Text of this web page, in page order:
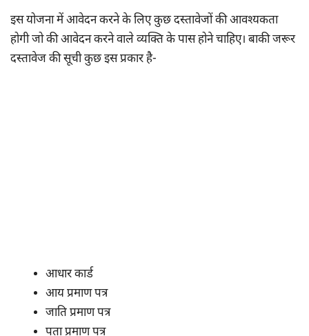
इस योजना में आवेदन करने के लिए कुछ दस्तावेजों की आवश्यकता
होगी जो की आवेदन करने वाले व्यक्ति के पास होने चाहिए। बाकी जरूर
दस्तावेज की सूची कुछ इस प्रकार है-
आधार कार्ड
आय प्रमाण पत्र
जाति प्रमाण पत्र
पता प्रमाण पत्र